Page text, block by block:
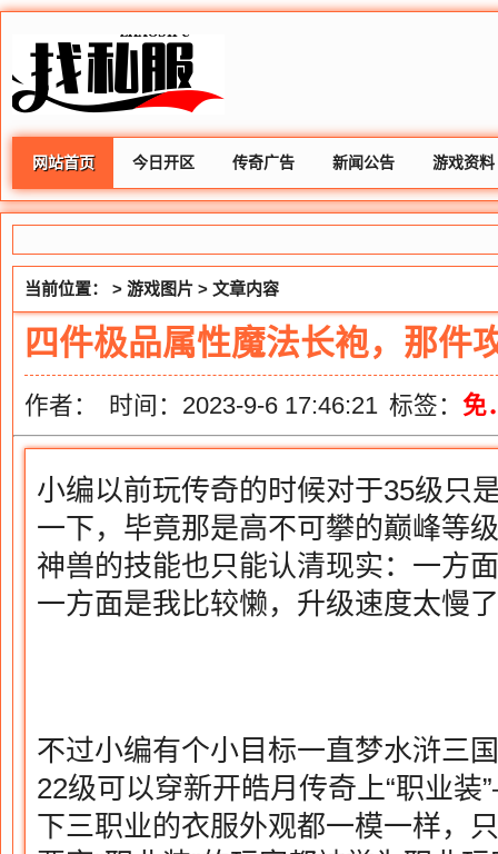
网站首页 今日开区 传奇广告 新闻公告 游戏资料
当前位置： > 游戏图片 > 文章内容
四件极品属性魔法长袍，那件
作者： 时间：2023-9-6 17:46:21 标签： 免
小编以前玩传奇的时候对于35级只
一下，毕竟那是高不可攀的巅峰等
神兽的技能也只能认清现实：一方
一方面是我比较懒，升级速度太慢
不过小编有个小目标一直梦水浒三
22级可以穿新开皓月传奇上“职业
下三职业的衣服外观都一模一样，